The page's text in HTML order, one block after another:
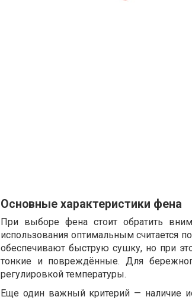
Основные характеристики фена
При выборе фена стоит обратить
использования оптимальным считается
обеспечивают быструю сушку, но при
тонкие и повреждённые. Для
регулировкой температуры.
Еще один важный критерий — наличие